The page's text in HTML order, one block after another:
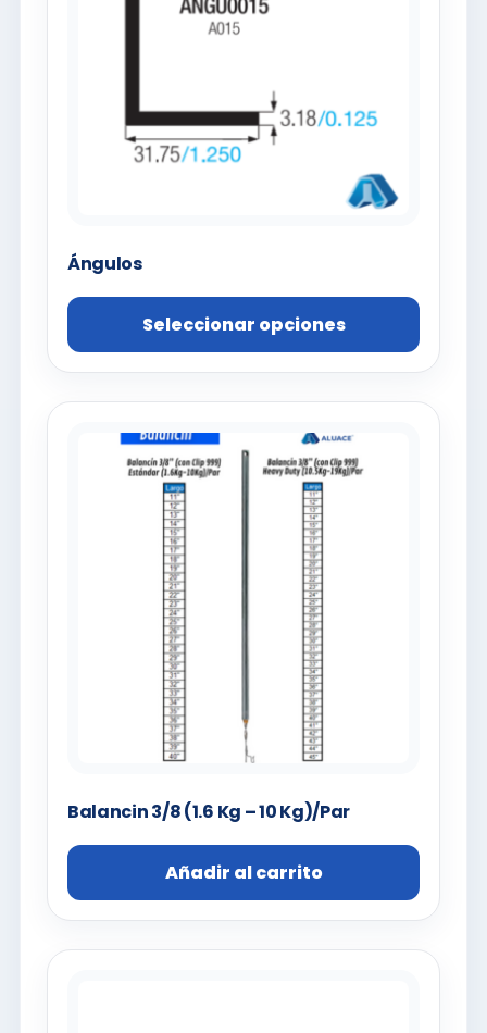
Ángulos
Seleccionar opciones
Balancin 3/8 (1.6 Kg – 10 Kg)/Par
Añadir al carrito